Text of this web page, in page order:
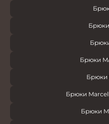
Брюки
Брюки
Брюки
Брюки